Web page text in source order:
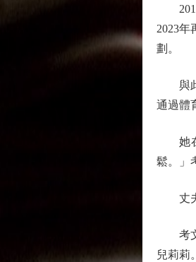
2013
2023年
劃。
與此
通過體
她在
鬆。」
丈夫
考文
兒莉莉